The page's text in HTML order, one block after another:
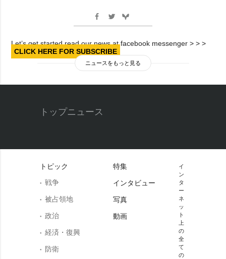
Let’s get started read our news at facebook messenger > > >
CLICK HERE FOR SUBSCRIBE
ニュースをもっと見る
トップニュース
トピック
戦争
被占領地
政治
経済・復興
防衛
特集
インタビュー
写真
動画
イ
ン
タ
ー
ネ
ッ
ト
上
の
全
て
の